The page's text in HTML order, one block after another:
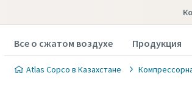
Все о сжатом воздухе Продукция
Atlas Copco в Казахстане